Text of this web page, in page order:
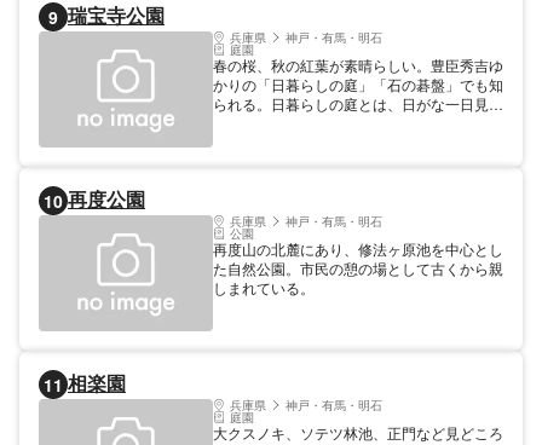
9 瑞宝寺公園
兵庫県 神戸・有馬・明石
庭園
春の桜、秋の紅葉が素晴らしい。豊臣秀吉ゆ
かりの「日暮らしの庭」「石の碁盤」でも知
られる。日暮らしの庭とは、日がな一日見て
が残っている。
10 再度公園
兵庫県 神戸・有馬・明石
公園
再度山の北麓にあり、修法ヶ原池を中心とし
た自然公園。市民の憩の場として古くから親
しまれている。
11 相楽園
兵庫県 神戸・有馬・明石
庭園
大クスノキ、ソテツ林池、正門など見どころ